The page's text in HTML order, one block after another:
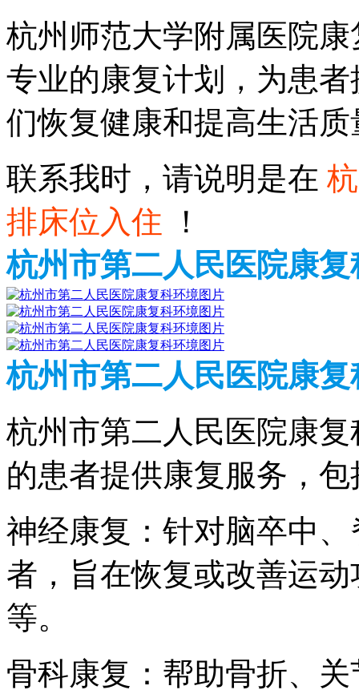
杭州师范大学附属医院
专业的康复计划，为患
们恢复健康和提高生活质
联系我时，请说明是在
排床位入住 ！
杭州市第二人民医院康
杭州市第二人民医院康
杭州市第二人民医院康
的患者提供康复服务，
神经康复：针对脑卒中
者，旨在恢复或改善运
等。
骨科康复：帮助骨折、